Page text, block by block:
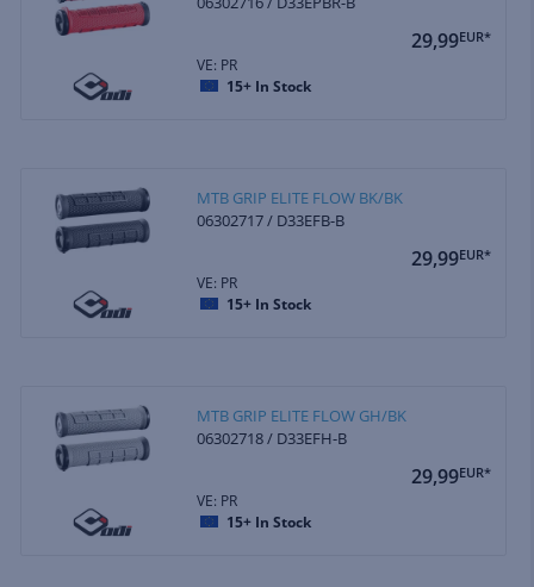
29,99EUR*
VE: PR
15+ In Stock
MTB GRIP ELITE FLOW BK/BK
06302717 / D33EFB-B
29,99EUR*
VE: PR
15+ In Stock
MTB GRIP ELITE FLOW GH/BK
06302718 / D33EFH-B
29,99EUR*
VE: PR
15+ In Stock